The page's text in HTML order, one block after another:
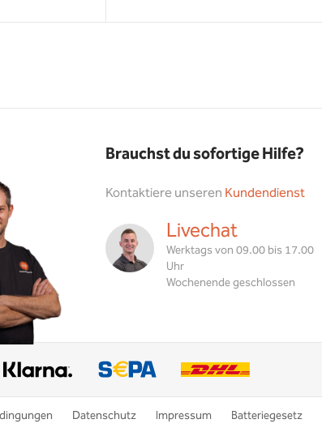
Brauchst du sofortige Hilfe?
Kontaktiere unseren Kundendienst
Livechat
Werktags von 09.00 bis 17.00
Uhr
Wochenende geschlossen
Datenschutz Impressum Batteriegesetz